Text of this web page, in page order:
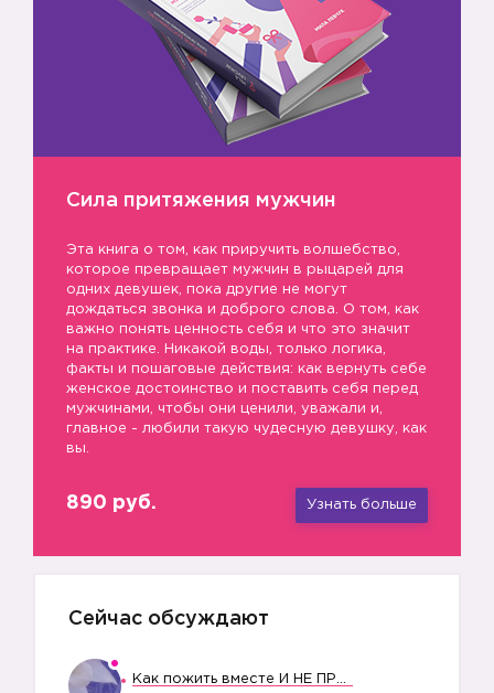
Сила притяжения мужчин
Эта книга о том, как приручить волшебство,
которое превращает мужчин в рыцарей для
одних девушек, пока другие не могут
дождаться звонка и доброго слова. О том, как
важно понять ценность себя и что это значит
на практике. Никакой воды, только логика,
факты и пошаговые действия: как вернуть себе
женское достоинство и поставить себя перед
мужчинами, чтобы они ценили, уважали и,
главное - любили такую чудесную девушку, как
вы.
890 руб. Узнать больше
Сейчас обсуждают